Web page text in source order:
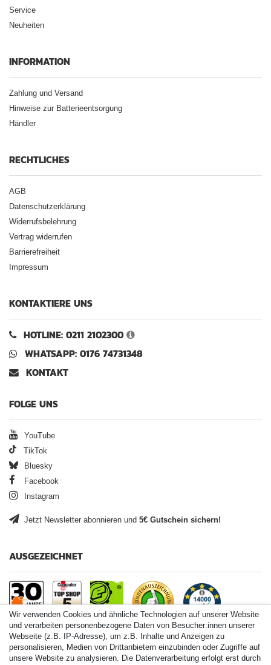
Service
Neuheiten
INFORMATION
Zahlung und Versand
Hinweise zur Batterieentsorgung
Händler
RECHTLICHES
AGB
Datenschutzerklärung
Widerrufsbelehrung
Vertrag widerrufen
Barrierefreiheit
Impressum
KONTAKTIERE UNS
HOTLINE: 0211 2102300
WHATSAPP: 0176 74731348
KONTAKT
FOLGE UNS
YouTube
TikTok
Bluesky
Facebook
Instagram
Jetzt Newsletter abonnieren und 5€ Gutschein sichern!
AUSGEZEICHNET
Paintball.de World
Wir verwenden Cookies und ähnliche Technologien auf unserer Website
und verarbeiten personenbezogene Daten von Besucher:innen unserer
Webseite (z.B. IP-Adresse), um z.B. Inhalte und Anzeigen zu
personalisieren, Medien von Drittanbietern einzubinden oder Zugriffe auf
unsere Website zu analysieren. Die Datenverarbeitung erfolgt erst durch